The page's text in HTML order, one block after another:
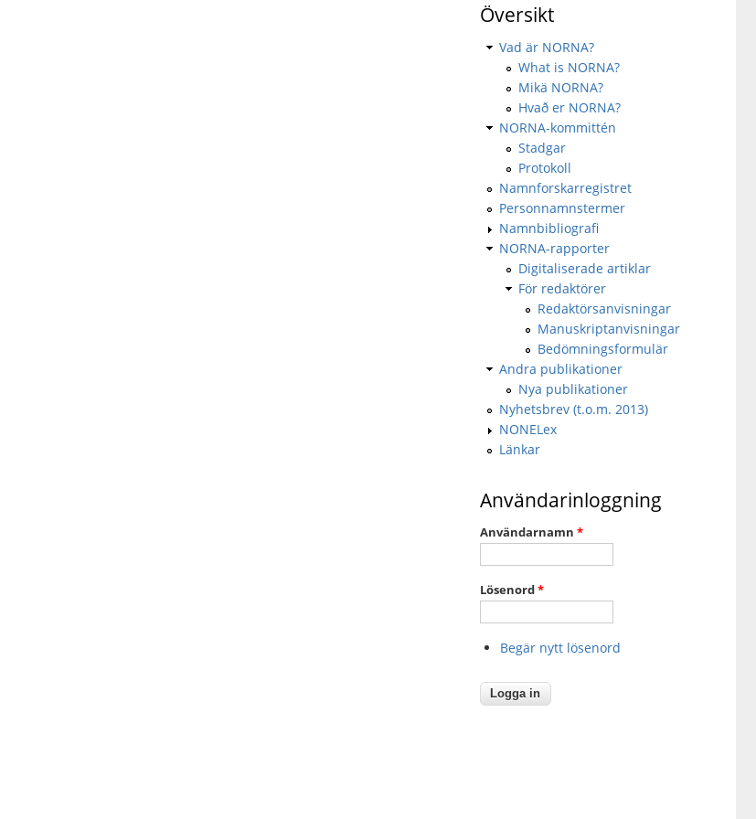
Översikt
Vad är NORNA?
What is NORNA?
Mikä NORNA?
Hvað er NORNA?
NORNA-kommittén
Stadgar
Protokoll
Namnforskarregistret
Personnamnstermer
Namnbibliografi
NORNA-rapporter
Digitaliserade artiklar
För redaktörer
Redaktörsanvisningar
Manuskriptanvisningar
Bedömningsformulär
Andra publikationer
Nya publikationer
Nyhetsbrev (t.o.m. 2013)
NONELex
Länkar
Användarinloggning
Användarnamn *
Lösenord*
Begär nytt lösenord